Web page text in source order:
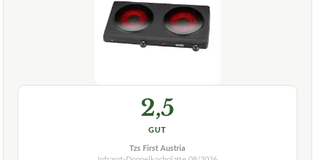
2,5
GUT
Tzs First Austria